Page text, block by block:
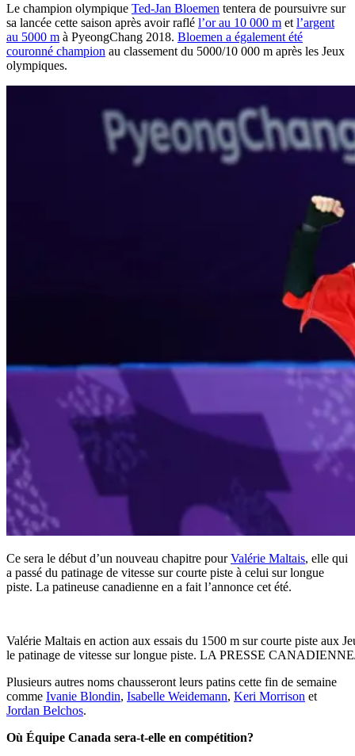
Le champion olympique Ted-Jan Bloemen tentera de poursuivre sur
sa lancée cette saison après avoir raflé l’or au 10 000 m et l’argent
au 5000 m à PyeongChang 2018. Bloemen a également été
couronné champion au classement du 5000/10 000 m après les Jeux
olympiques.
Ce sera le début d’un nouveau chapitre pourValérie Maltais, elle qui
a passé du patinage de vitesse sur courte piste à celui sur longue
piste. La patineuse canadienne en a fait l’annonce cet été.
Valérie Maltais en action aux essais du 1500 m sur courte piste aux
le patinage de vitesse sur longue piste. LA PRESSE
Plusieurs autres noms chausseront leurs patins cette fin de semaine
comme Ivanie Blondin, Isabelle Weidemann, Keri Morrison et
Jordan Belchos.
Où Équipe Canada sera-t-elle en compétition?